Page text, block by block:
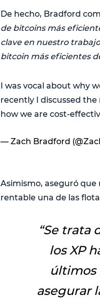
De hecho, Bradford
de bitcoins más
clave en nuestro
bitcoin más eficientes
I was vocal about why
recently I discussed the
how we are cost-
— Zach Bradford
Asimismo, aseguró que
rentable una de las
“Se trata
los XP
últimos
asegurar